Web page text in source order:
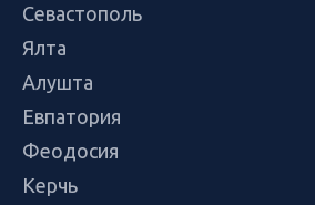
Севастополь
Ялта
Алушта
Евпатория
Феодосия
Керчь